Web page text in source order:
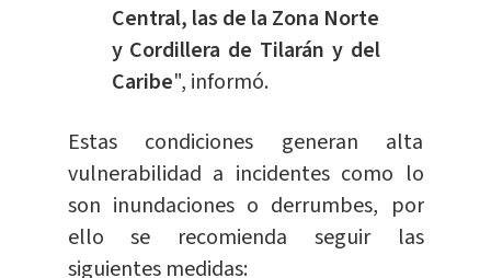
Central, las de la Zona Norte
y Cordillera de Tilarán y del
Caribe", informó.
Estas condiciones generan alta
vulnerabilidad a incidentes como lo
son inundaciones o derrumbes, por
ello se recomienda seguir las
siguientes medidas: